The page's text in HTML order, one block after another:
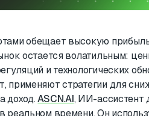
обещает высокую
остается волатильным:
и технологических
применяют стратегии для
доход.ASCN.AI, ИИ-ассистент
реальном времени. Он